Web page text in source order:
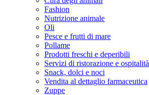
Fashion
Nutrizione animale
Oli
Pesce e frutti di mare
Pollame
Prodotti freschi e deperibili
Servizi di ristorazione e ospitalità
Snack, dolci e noci
Vendita al dettaglio farmaceutica
Zuppe